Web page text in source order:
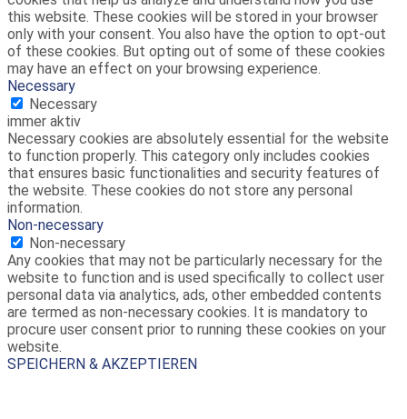
this website. These cookies will be stored in your browser
only with your consent. You also have the option to opt-out
of these cookies. But opting out of some of these cookies
may have an effect on your browsing experience.
Necessary
Necessary
immer aktiv
Necessary cookies are absolutely essential for the website
to function properly. This category only includes cookies
that ensures basic functionalities and security features of
the website. These cookies do not store any personal
information.
Non-necessary
Non-necessary
Any cookies that may not be particularly necessary for the
website to function and is used specifically to collect user
personal data via analytics, ads, other embedded contents
are termed as non-necessary cookies. It is mandatory to
procure user consent prior to running these cookies on your
website.
SPEICHERN & AKZEPTIEREN